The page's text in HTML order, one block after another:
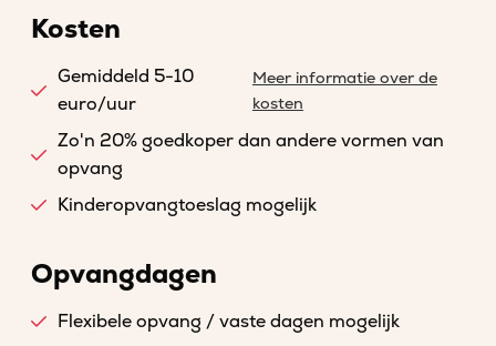
Kosten
Gemiddeld 5-10
euro/uur
Meer informatie over de
kosten
Zo'n 20% goedkoper dan andere vormen van
opvang
Kinderopvangtoeslag mogelijk
Opvangdagen
Flexibele opvang / vaste dagen mogelijk